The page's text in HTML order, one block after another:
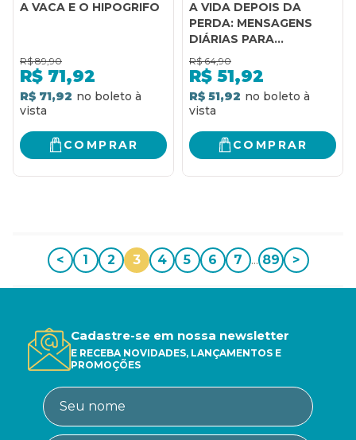
A VACA E O HIPOGRIFO
R$ 89,90
R$ 71,92
R$ 71,92
COMPRAR
A VIDA DEPOIS DA
PERDA: MENSAGENS
DIÁRIAS PARA
RECUPERAR A FORÇA, A
ESPERANÇA E A
VONTADE DE SEGUIR
EM FRENTE
R$ 64,90
R$ 51,92
R$ 51,92
COMPRAR
< 1 2 3 4 5 6 7 ... 89 >
Cadastre-se em nossa newsletter
E RECEBA NOVIDADES, LANÇAMENTOS E
PROMOÇÕES